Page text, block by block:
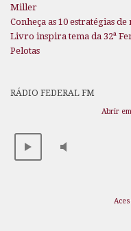
Miller
Conheça as 10 estratégias
Livro inspira tema da 32ª
Pelotas
RÁDIO FEDERAL FM
Abrir